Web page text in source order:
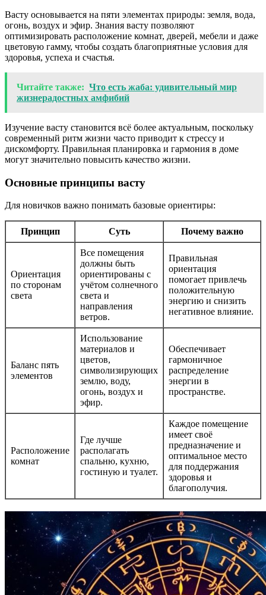
Васту основывается на пяти элементах природы: земля, вода,
огонь, воздух и эфир. Знания васту позволяют
оптимизировать расположение комнат, дверей, мебели и даже
цветовую гамму, чтобы создать благоприятные условия для
здоровья, успеха и счастья.
Читайте также: Что есть жаба: удивительный мир
жизнерадостных амфибий
Изучение васту становится всё более актуальным, поскольку
современный ритм жизни часто приводит к стрессу и
дискомфорту. Правильная планировка и гармония в доме
могут значительно повысить качество жизни.
Основные принципы васту
Для новичков важно понимать базовые ориентиры:
Принцип Суть Почему важно
Ориентация
по сторонам
света
Все помещения
должны быть
ориентированы с
учётом солнечного
света и
направления
ветров.
Правильная
ориентация
помогает привлечь
положительную
энергию и снизить
негативное влияние.
Баланс пять
элементов
Использование
материалов и
цветов,
символизирующих
землю, воду,
огонь, воздух и
эфир.
Обеспечивает
гармоничное
распределение
энергии в
пространстве.
Расположение
комнат
Где лучше
располагать
спальню, кухню,
гостиную и туалет.
Каждое помещение
имеет своё
предназначение и
оптимальное место
для поддержания
здоровья и
благополучия.